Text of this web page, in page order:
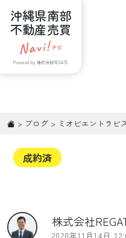
沖縄県南部
不動産売買
Powered by 株式会社REGATE
> ブログ > ミオビエントラビ
成約済
株式会社
2020年11月14日